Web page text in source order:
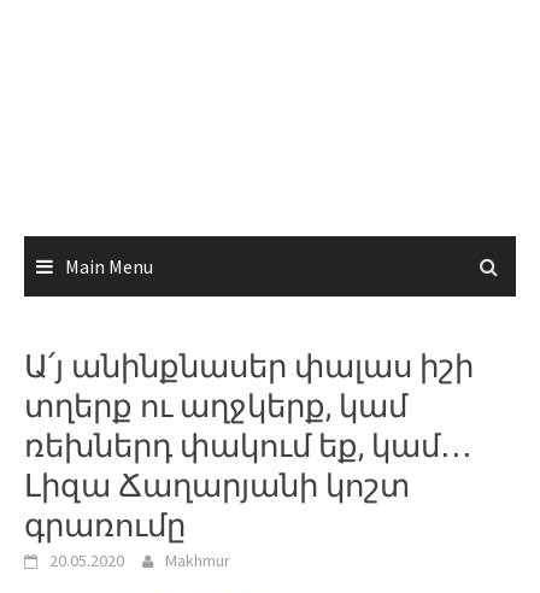
Main Menu
Ա՛յ անինքնասեր փալաս իշի
տղերք ու աղջկերք, կամ
ռեխներդ փակում եք, կամ․․․
Լիզա Ճաղարյանի կոշտ
գրառումը
20.05.2020 Makhmur